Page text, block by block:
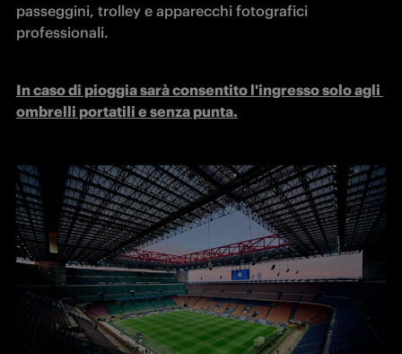
passeggini, trolley e apparecchi fotografici
professionali.
In caso di pioggia sarà consentito l'ingresso solo agli
ombrelli portatili e senza punta.